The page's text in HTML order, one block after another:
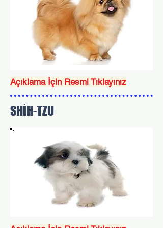
Açıklama İçin Resmi Tıklayınız
SHİH-TZU